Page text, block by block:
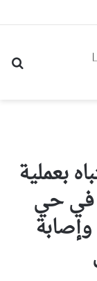
بعملية
في حي